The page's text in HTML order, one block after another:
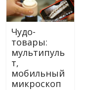
Чудо-
товары:
мультипуль
т,
мобильный
микроскоп